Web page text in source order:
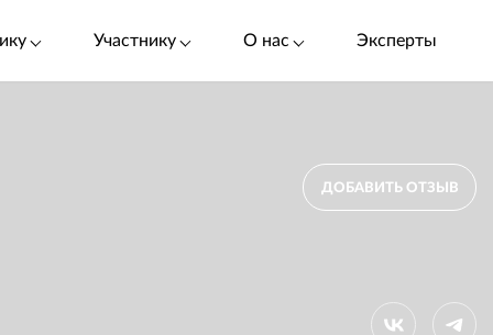
Участнику О нас Эксперты
ДОБАВИТЬ ОТЗЫВ